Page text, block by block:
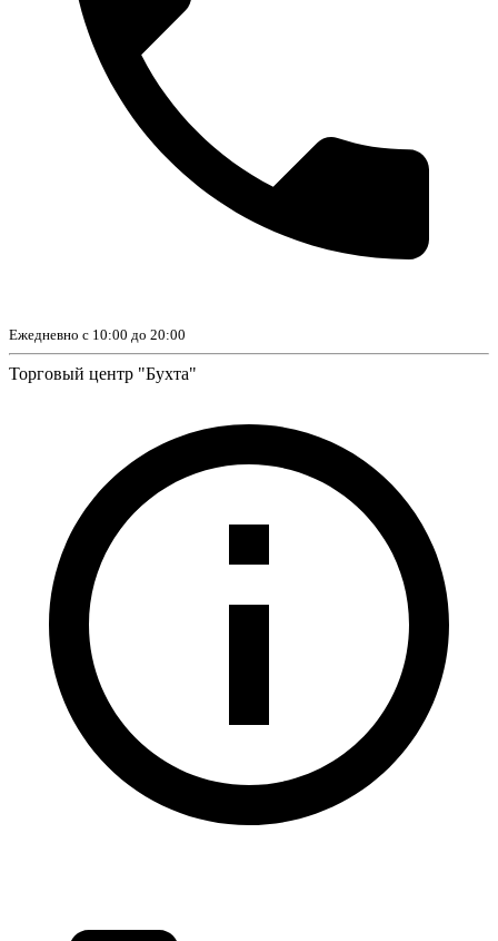
Ежедневно с 10:00 до 20:00
Торговый центр "Бухта"